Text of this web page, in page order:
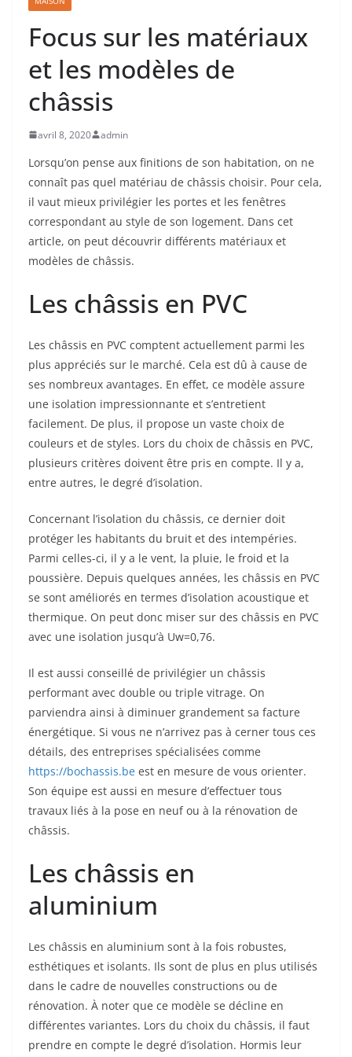
Focus sur les matériaux
et les modèles de
châssis
avril 8, 2020 admin
Lorsqu’on pense aux finitions de son habitation, on ne
connaît pas quel matériau de châssis choisir. Pour cela,
il vaut mieux privilégier les portes et les fenêtres
correspondant au style de son logement. Dans cet
article, on peut découvrir différents matériaux et
modèles de châssis.
Les châssis en PVC
Les châssis en PVC comptent actuellement parmi les
plus appréciés sur le marché. Cela est dû à cause de
ses nombreux avantages. En effet, ce modèle assure
une isolation impressionnante et s’entretient
facilement. De plus, il propose un vaste choix de
couleurs et de styles. Lors du choix de châssis en PVC,
plusieurs critères doivent être pris en compte. Il y a,
entre autres, le degré d’isolation.
Concernant l’isolation du châssis, ce dernier doit
protéger les habitants du bruit et des intempéries.
Parmi celles-ci, il y a le vent, la pluie, le froid et la
poussière. Depuis quelques années, les châssis en PVC
se sont améliorés en termes d’isolation acoustique et
thermique. On peut donc miser sur des châssis en PVC
avec une isolation jusqu’à Uw=0,76.
Il est aussi conseillé de privilégier un châssis
performant avec double ou triple vitrage. On
parviendra ainsi à diminuer grandement sa facture
énergétique. Si vous ne n’arrivez pas à cerner tous ces
détails, des entreprises spécialisées comme
https://bochassis.be est en mesure de vous orienter.
Son équipe est aussi en mesure d’effectuer tous
travaux liés à la pose en neuf ou à la rénovation de
châssis.
Les châssis en
aluminium
Les châssis en aluminium sont à la fois robustes,
esthétiques et isolants. Ils sont de plus en plus utilisés
dans le cadre de nouvelles constructions ou de
rénovation. À noter que ce modèle se décline en
différentes variantes. Lors du choix du châssis, il faut
prendre en compte le degré d’isolation. Hormis leur